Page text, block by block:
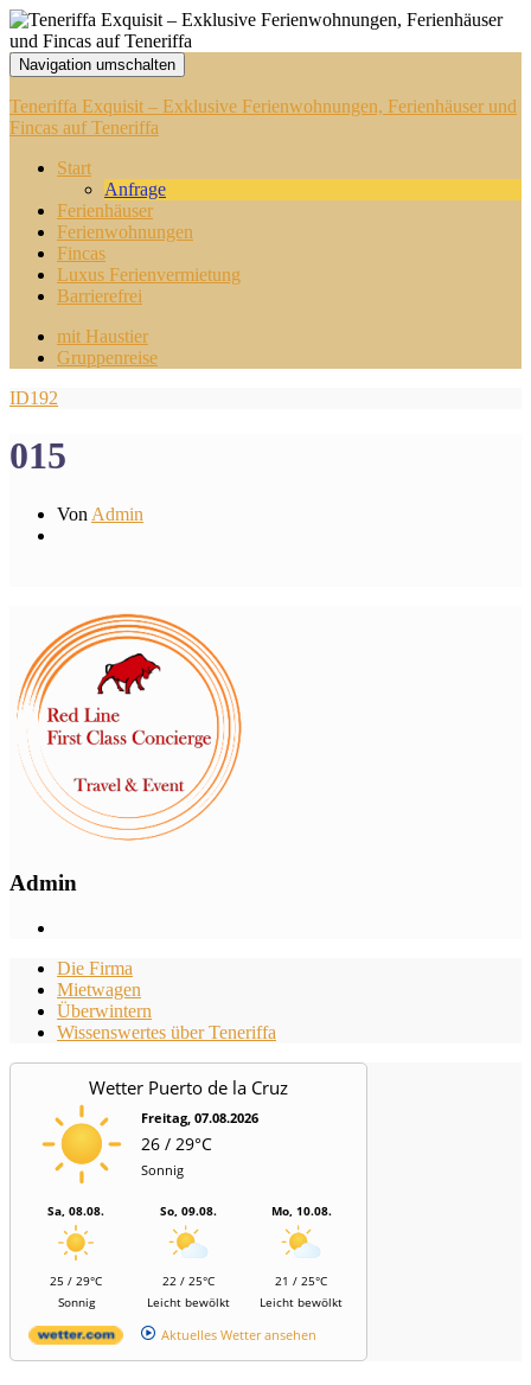
Navigation umschalten
Teneriffa Exquisit – Exklusive Ferienwohnungen, Ferienhäuser und
Fincas auf Teneriffa
Start
Anfrage
Ferienhäuser
Ferienwohnungen
Fincas
Luxus Ferienvermietung
Barrierefrei
mit Haustier
Gruppenreise
ID192
015
Von Admin
Admin
Die Firma
Mietwagen
Überwintern
Wissenswertes über Teneriffa
Wetter Puerto de la Cruz
Freitag, 07.08.2026
26 / 29°C
Sonnig
Sa, 08.08.
25 / 29°C
Sonnig
So, 09.08.
22 / 25°C
Leicht bewölkt
Mo, 10.08.
21 / 25°C
Leicht bewölkt
Aktuelles Wetter ansehen